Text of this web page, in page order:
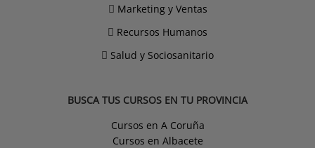
Marketing y Ventas
Recursos Humanos
Salud y Sociosanitario
BUSCA TUS CURSOS EN TU PROVINCIA
Cursos en A Coruña
Cursos en Albacete